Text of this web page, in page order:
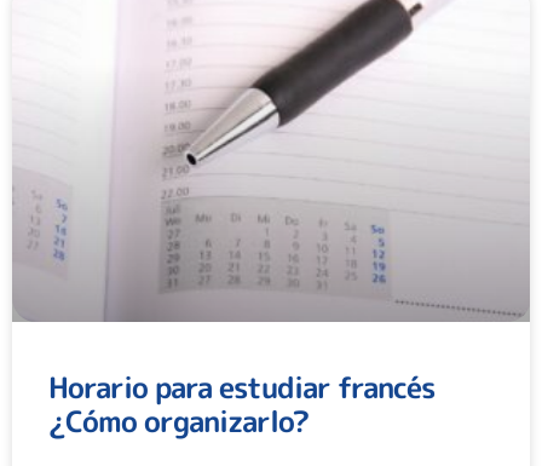
Horario para estudiar francés
¿Cómo organizarlo?